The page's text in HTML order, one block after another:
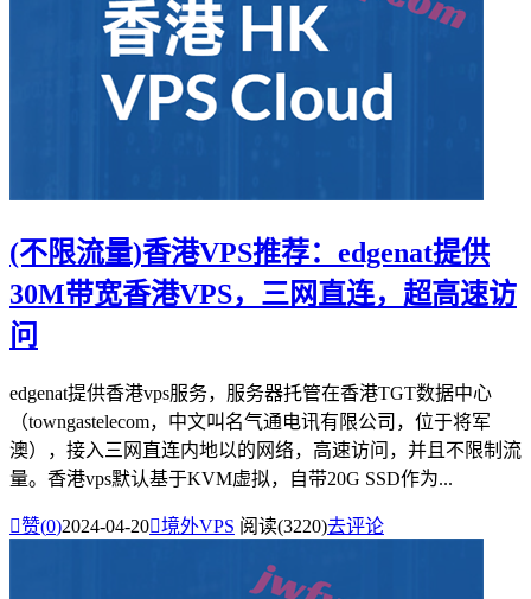
(不限流量)香港VPS推荐：edgenat提供
30M带宽香港VPS，三网直连，超高速访
问
edgenat提供香港vps服务，服务器托管在香港TGT数据中心
（towngastelecom，中文叫名气通电讯有限公司，位于将军
澳），接入三网直连内地以的网络，高速访问，并且不限制流
量。香港vps默认基于KVM虚拟，自带20G SSD作为...
赞(0)2024-04-20境外VPS 阅读(3220)去评论